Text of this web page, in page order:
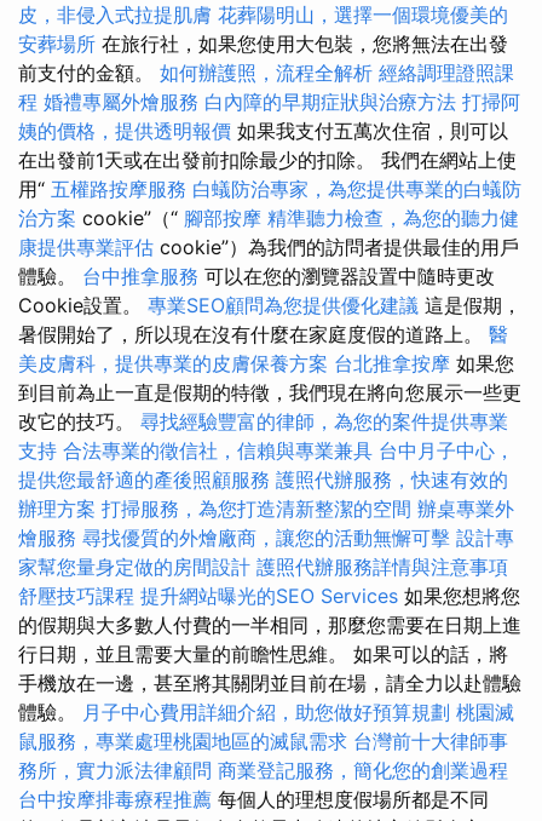
皮，非侵入式拉提肌膚 花葬陽明山，選擇一個環境優美的
安葬場所 在旅行社，如果您使用大包裝，您將無法在出發
前支付的金額。 如何辦護照，流程全解析 經絡調理證照課
程 婚禮專屬外燴服務 白內障的早期症狀與治療方法 打掃阿
姨的價格，提供透明報價 如果我支付五萬次住宿，則可以
在出發前1天或在出發前扣除最少的扣除。 我們在網站上使
用“ 五權路按摩服務 白蟻防治專家，為您提供專業的白蟻防
治方案 cookie”（“ 腳部按摩 精準聽力檢查，為您的聽力健
康提供專業評估 cookie”）為我們的訪問者提供最佳的用戶
體驗。 台中推拿服務 可以在您的瀏覽器設置中隨時更改
Cookie設置。 專業SEO顧問為您提供優化建議 這是假期，
暑假開始了，所以現在沒有什麼在家庭度假的道路上。 醫
美皮膚科，提供專業的皮膚保養方案 台北推拿按摩 如果您
到目前為止一直是假期的特徵，我們現在將向您展示一些更
改它的技巧。 尋找經驗豐富的律師，為您的案件提供專業
支持 合法專業的徵信社，信賴與專業兼具 台中月子中心，
提供您最舒適的產後照顧服務 護照代辦服務，快速有效的
辦理方案 打掃服務，為您打造清新整潔的空間 辦桌專業外
燴服務 尋找優質的外燴廠商，讓您的活動無懈可擊 設計專
家幫您量身定做的房間設計 護照代辦服務詳情與注意事項
舒壓技巧課程 提升網站曝光的SEO Services 如果您想將您
的假期與大多數人付費的一半相同，那麼您需要在日期上進
行日期，並且需要大量的前瞻性思維。 如果可以的話，將
手機放在一邊，甚至將其關閉並目前在場，請全力以赴體驗
體驗。
月子中心費用詳細介紹，助您做好預算規劃 桃園滅
鼠服務，專業處理桃園地區的滅鼠需求 台灣前十大律師事
務所，實力派法律顧問 商業登記服務，簡化您的創業過程
台中按摩排毒療程推薦 每個人的理想度假場所都是不同